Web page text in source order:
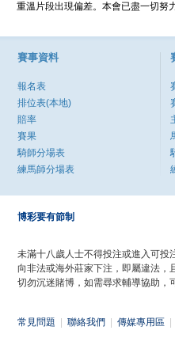
重溫片段出現偏差。本會已盡一切努
賽事資料
報名表
排位表(本地)
賠率
賽果
騎師分場表
練馬師分場表
博彩要有節制
未滿十八歲人士不得投注或進入可投
向非法或海外莊家下注，即屬違法，
切勿沉迷賭博，如需尋求輔導協助，
常見問題 聯絡我們 傳媒專用區